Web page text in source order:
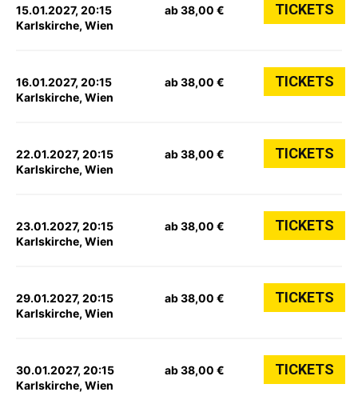
15.01.2027, 20:15
Karlskirche, Wien
ab 38,00 € TICKETS
16.01.2027, 20:15
Karlskirche, Wien
ab 38,00 € TICKETS
22.01.2027, 20:15
Karlskirche, Wien
ab 38,00 € TICKETS
23.01.2027, 20:15
Karlskirche, Wien
ab 38,00 € TICKETS
29.01.2027, 20:15
Karlskirche, Wien
ab 38,00 € TICKETS
30.01.2027, 20:15
Karlskirche, Wien
ab 38,00 € TICKETS